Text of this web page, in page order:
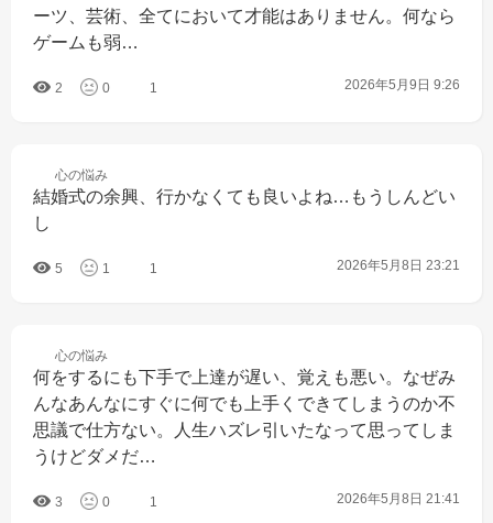
ーツ、芸術、全てにおいて才能はありません。何なら
ゲームも弱…
2 0 1 2026年5月9日 9:26
心の悩み
結婚式の余興、行かなくても良いよね…もうしんどい
し
5 1 1 2026年5月8日 23:21
心の悩み
何をするにも下手で上達が遅い、覚えも悪い。なぜみ
んなあんなにすぐに何でも上手くできてしまうのか不
思議で仕方ない。人生ハズレ引いたなって思ってしま
うけどダメだ…
3 0 1 2026年5月8日 21:41